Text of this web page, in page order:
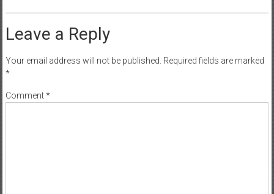
Leave a Reply
Your email address will not be published. Required fields are marked
*
Comment*